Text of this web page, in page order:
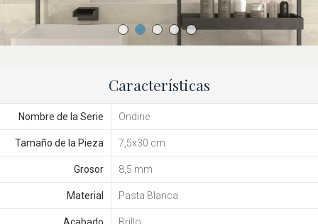
Características
Nombre de la Serie Ondine
Tamaño de la Pieza 7,5x30 cm
Grosor 8,5 mm
Material Pasta Blanca